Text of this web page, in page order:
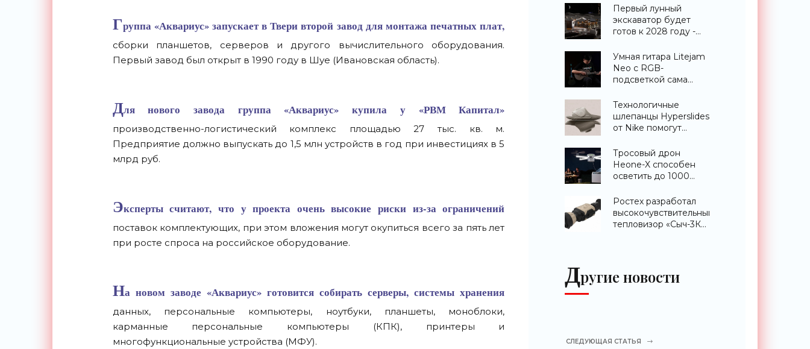
Группа «Аквариус» запускает в Твери второй завод для монтажа печатных плат,
сборки планшетов, серверов и другого вычислительного оборудования.
Первый завод был открыт в 1990 году в Шуе (Ивановская область).
Для нового завода группа «Аквариус» купила у «РВМ Капитал»
производственно-логистический комплекс площадью 27 тыс. кв. м.
Предприятие должно выпускать до 1,5 млн устройств в год при инвестициях в 5
млрд руб.
Эксперты считают, что у проекта очень высокие риски из-за ограничений
поставок комплектующих, при этом вложения могут окупиться всего за пять лет
при росте спроса на российское оборудование.
На новом заводе «Аквариус» готовится собирать серверы, системы хранения
данных, персональные компьютеры, ноутбуки, планшеты, моноблоки,
карманные персональные компьютеры (КПК), принтеры и
многофункциональные устройства (МФУ).
«Техника»
Первый лунный
экскаватор будет
готов к 2028 году -
Умная гитара Litejam
Neo с RGB-
подсветкой сама
«Гаджеты»
Технологичные
шлепанцы Hyperslides
от Nike помогут
ноги после
тренировки -
«Гаджеты»
Тросовый дрон
Heone-X способен
осветить до 1000
земли -
«Беспилотники»
Ростех разработал
высокочувствительный
тепловизор «Сыч-3К»
Другие новости
СЛЕДУЮЩАЯ СТАТЬЯ